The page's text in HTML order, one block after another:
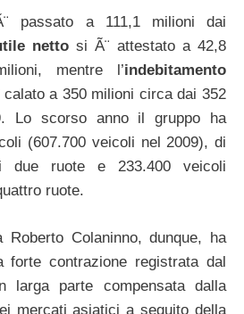
passato a 111,1 milioni dai
netto si Ã¨ attestato a 42,8
mentre l’indebitamento
a 350 milioni circa dai 352
Lo scorso anno il gruppo ha
(607.700 veicoli nel 2009), di
due ruote e 233.400 veicoli
ruote.
Roberto Colaninno, dunque, ha
forte contrazione registrata dal
larga parte compensata dalla
mercati asiatici a seguito della